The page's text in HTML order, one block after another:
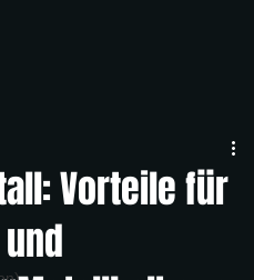
Vorteile für